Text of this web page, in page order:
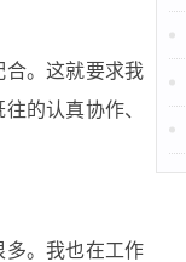
合。这就要求我
的认真协作、
多。我也在工作